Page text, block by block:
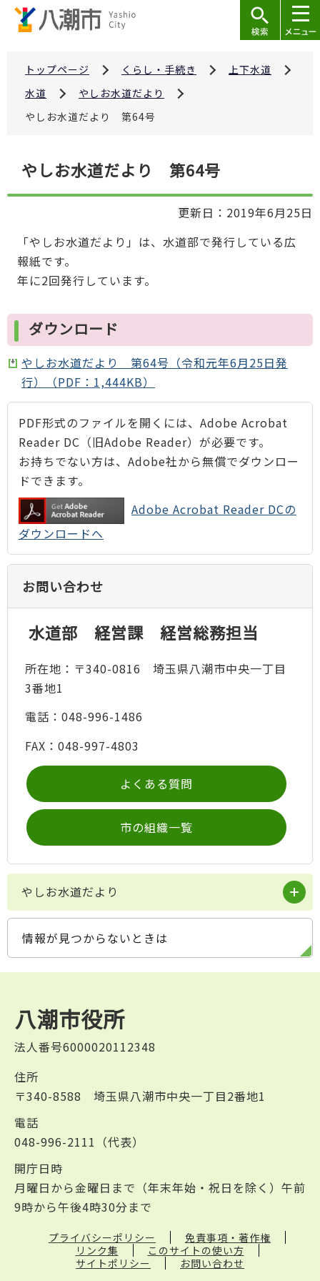
トップページ くらし・手続き
上下水道
水道
やしお水道だより
やしお水道だより 第64号
こ
やしお水道だより 第64号
更新日：2019年6月25日
「やしお水道だより」は、水道部で発行している広
報紙です。
年に2回発行しています。
ダウンロード
やしお水道だより 第64号（令和元年6月25日発
行）（PDF：1,444KB）
PDF形式のファイルを開くには、Adobe Acrobat
Reader DC（旧Adobe Reader）が必要です。
お持ちでない方は、Adobe社から無償でダウンロー
ドできます。
Adobe Acrobat Reader DCの
ダウンロードへ
お問い合わせ
水道部 経営課 経営総務担当
所在地：〒340-0816 埼玉県八潮市中央一丁目
3番地1
電話：048-996-1486
FAX：048-997-4803
よくある質問
市の組織一覧
やしお水道だより
情報が見つからないときは
八潮市役所
法人番号6000020112348
住所
〒340-8588 埼玉県八潮市中央一丁目2番地1
電話
048-996-2111（代表）
開庁日時
月曜日から金曜日まで（年末年始・祝日を除く）午前
9時から午後4時30分まで
プライバシーポリシー
免責事項・著作権
リンク集
このサイトの使い方
サイトポリシー
お問い合わせ